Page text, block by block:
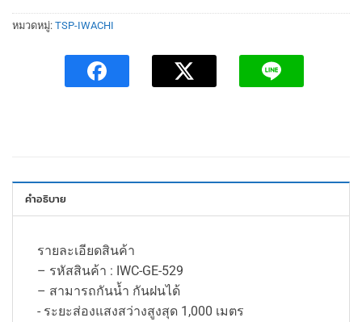
หมวดหมู่: TSP-IWACHI
คำอธิบาย
รายละเอียดสินค้า
– รหัสสินค้า : IWC-GE-529
– สามารถกันน้ำ กันฝนได้
​​​​​​​- ระยะส่องแสงสว่างสูงสุด 1,000 เมตร